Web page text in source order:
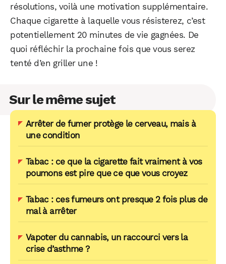
résolutions, voilà une motivation supplémentaire.
Chaque cigarette à laquelle vous résisterez, c’est
potentiellement 20 minutes de vie gagnées. De
quoi réfléchir la prochaine fois que vous serez
tenté d’en griller une !
Sur le même sujet
Arrêter de fumer protège le cerveau, mais à
une condition
Tabac : ce que la cigarette fait vraiment à vos
poumons est pire que ce que vous croyez
Tabac : ces fumeurs ont presque 2 fois plus de
mal à arrêter
Vapoter du cannabis, un raccourci vers la
crise d’asthme ?